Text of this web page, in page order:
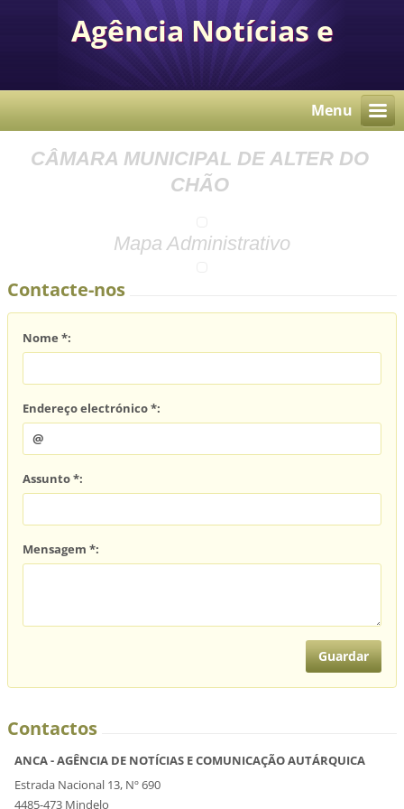
Agência Notícias e
Comunicação Autárquica
Menu
CÂMARA MUNICIPAL DE ALTER DO
CHÃO
Mapa Administrativo
Contacte-nos
Nome *:
Endereço electrónico *:
Assunto *:
Mensagem *:
Contactos
ANCA - AGÊNCIA DE NOTÍCIAS E COMUNICAÇÃO AUTÁRQUICA
Estrada Nacional 13, Nº 690
4485-473 Mindelo